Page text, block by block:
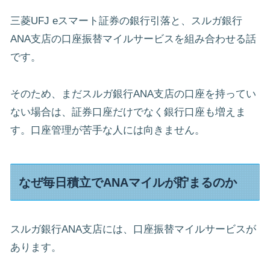
三菱UFJ eスマート証券の銀行引落と、スルガ銀行
ANA支店の口座振替マイルサービスを組み合わせる話
です。
そのため、まだスルガ銀行ANA支店の口座を持ってい
ない場合は、証券口座だけでなく銀行口座も増えま
す。口座管理が苦手な人には向きません。
なぜ毎日積立でANAマイルが貯まるのか
スルガ銀行ANA支店には、口座振替マイルサービスが
あります。